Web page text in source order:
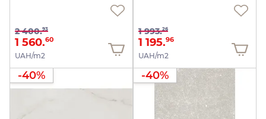
2 400.93
1 560.60
UAH/m2
1 993.26
1 195.96
UAH/m2
-40% -40%